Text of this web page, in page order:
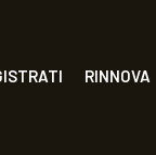
RINNOVA